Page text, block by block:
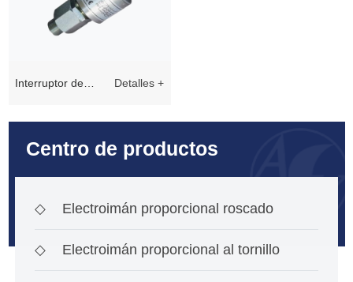
Centro de productos
◇ Electroimán proporcional roscado
◇ Electroimán proporcional al tornillo
Interruptor de Detalles +